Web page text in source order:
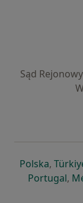
Sąd
Polska,
Portugal,